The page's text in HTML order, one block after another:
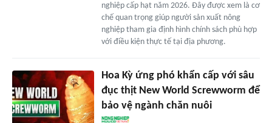
nghiệp cấp hạt năm 2026. Đây được xem là cơ
chế quan trọng giúp người sản xuất nông
nghiệp tham gia định hình chính sách phù hợp
với điều kiện thực tế tại địa phương.
Hoa Kỳ ứng phó khẩn cấp với sâu
đục thịt New World Screwworm để
bảo vệ ngành chăn nuôi